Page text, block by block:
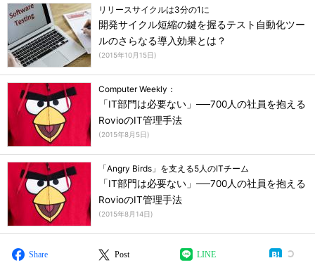
リリースサイクルは3分の1に
開発サイクル短縮の鍵を握るテスト自動化ツー
ルのさらなる導入効果とは？
(2015年10月15日)
Computer Weekly：
「IT部門は必要ない」──700人の社員を抱える
RovioのIT管理手法
(2015年8月5日)
「Angry Birds」を支える5人のITチーム
「IT部門は必要ない」──700人の社員を抱える
RovioのIT管理手法
(2015年8月14日)
Share Post LINE